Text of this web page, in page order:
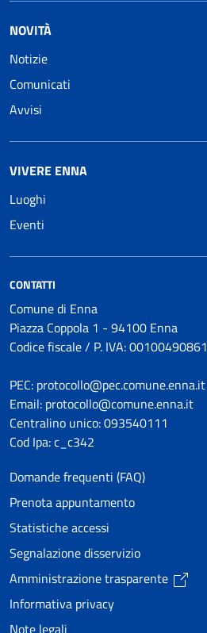
NOVITÀ
Notizie
Comunicati
Avvisi
VIVERE ENNA
Luoghi
Eventi
CONTATTI
Comune di Enna
Piazza Coppola 1 - 94100 Enna
Codice fiscale / P. IVA: 00100490861
PEC: protocollo@pec.comune.enna.it
Email: protocollo@comune.enna.it
Centralino unico: 093540111
Cod Ipa: c_c342
Domande frequenti (FAQ)
Prenota appuntamento
Statistiche accessi
Segnalazione disservizio
Amministrazione trasparente
Informativa privacy
Note legali